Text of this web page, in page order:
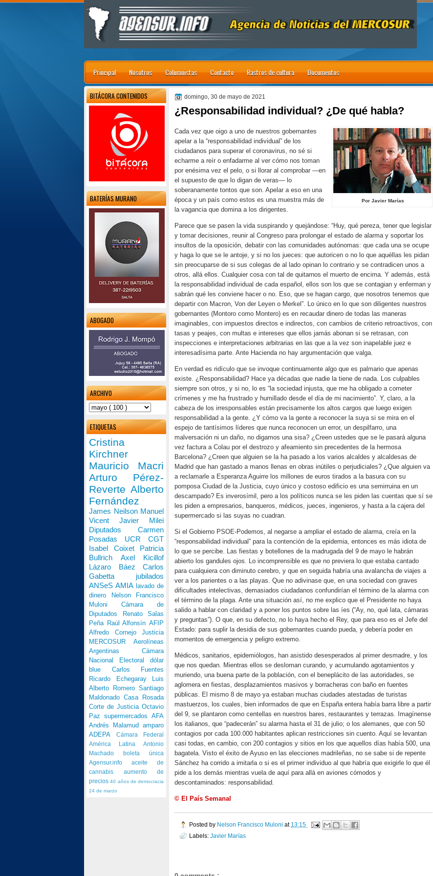
Principal Nosotros Columnistas Contacto Rastros de cultura Documentos
domingo, 30 de mayo de 2021
¿Responsabilidad individual? ¿De qué habla?
Por Javier Marías
Cada vez que oigo a uno de nuestros gobernantes
apelar a la “responsabilidad individual” de los
ciudadanos para superar el coronavirus, no sé si
echarme a reír o enfadarme al ver cómo nos toman
por enésima vez el pelo, o si llorar al comprobar —en
el supuesto de que lo digan de veras— lo
soberanamente tontos que son. Apelar a eso en una
época y un país como estos es una muestra más de
la vagancia que domina a los dirigentes.
Parece que se pasen la vida suspirando y quejándose: “Huy, qué pereza, tener que legislar
y tomar decisiones, reunir al Congreso para prolongar el estado de alarma y soportar los
insultos de la oposición, debatir con las comunidades autónomas: que cada una se ocupe
y haga lo que se le antoje, y si no los jueces: que autoricen o no lo que aquéllas les pidan
sin preocuparse de si sus colegas de al lado opinan lo contrario y se contradicen unos a
otros, allá ellos. Cualquier cosa con tal de quitarnos el muerto de encima. Y además, está
la responsabilidad individual de cada español, ellos son los que se contagian y enferman y
sabrán qué les conviene hacer o no. Eso, que se hagan cargo, que nosotros tenemos que
departir con Macron, Von der Leyen o Merkel”. Lo único en lo que son diligentes nuestros
gobernantes (Montoro como Montero) es en recaudar dinero de todas las maneras
imaginables, con impuestos directos e indirectos, con cambios de criterio retroactivos, con
tasas y peajes, con multas e intereses que ellos jamás abonan si se retrasan, con
inspecciones e interpretaciones arbitrarias en las que a la vez son inapelable juez e
interesadísima parte. Ante Hacienda no hay argumentación que valga.
En verdad es ridículo que se invoque continuamente algo que es palmario que apenas
existe. ¿Responsabilidad? Hace ya décadas que nadie la tiene de nada. Los culpables
siempre son otros, y si no, lo es “la sociedad injusta, que me ha obligado a cometer
crímenes y me ha frustrado y humillado desde el día de mi nacimiento”. Y, claro, a la
cabeza de los irresponsables están precisamente los altos cargos que luego exigen
responsabilidad a la gente. ¿Y cómo va la gente a reconocer la suya si se mira en el
espejo de tantísimos líderes que nunca reconocen un error, un despilfarro, una
malversación ni un daño, no digamos una sisa? ¿Creen ustedes que se le pasará alguna
vez factura a Colau por el destrozo y afeamiento sin precedentes de la hermosa
Barcelona? ¿Creen que alguien se la ha pasado a los varios alcaldes y alcaldesas de
Madrid que han gastado a manos llenas en obras inútiles o perjudiciales? ¿Que alguien va
a reclamarle a Esperanza Aguirre los millones de euros tirados a la basura con su
pomposa Ciudad de la Justicia, cuyo único y costoso edificio es una semirruina en un
descampado? Es inverosímil, pero a los políticos nunca se les piden las cuentas que sí se
les piden a empresarios, banqueros, médicos, jueces, ingenieros, y hasta a la cajera del
supermercado si las suyas no cuadran.
Si el Gobierno PSOE-Podemos, al negarse a ampliar el estado de alarma, creía en la
“responsabilidad individual” para la contención de la epidemia, entonces es más idiota de
lo que se percibe. Las fiestas y botellones de la madrugada del 9 de mayo le habrán
abierto los gandules ojos. Lo incomprensible es que no previera lo que estaba cantado
para cualquiera con diminuto cerebro, y que en seguida habría una avalancha de viajes a
ver a los parientes o a las playas. Que no adivinase que, en una sociedad con graves
dificultades intelectivas, demasiados ciudadanos confundirían el término de la alarma con
el término de la plaga. Ante una situación así, no me explico que el Presidente no haya
salido a hablar con claridad y a poner los puntos sobre las íes (“Ay, no, qué lata, cámaras
y preguntas”). O que, en su defecto, no lo haya hecho el Rey, que para eso es el Jefe del
Estado: para suplir la desidia de sus gobernantes cuando pueda, y debería poder en
momentos de emergencia y peligro extremo.
Médicos, sanitarios, epidemiólogos, han asistido desesperados al primer desmadre, y los
que nos quedan. Mientras ellos se desloman curando, y acumulando agotamientos y
muriendo, una buena parte de la población, con el beneplácito de las autoridades, se
aglomera en fiestas, desplazamientos masivos y borracheras con baño en fuentes
públicas. El mismo 8 de mayo ya estaban muchas ciudades atestadas de turistas
mastuerzos, los cuales, bien informados de que en España entera había barra libre a partir
del 9, se plantaron como centellas en nuestros bares, restaurantes y terrazas. Imagínense
los italianos, que “padecerán” su alarma hasta el 31 de julio; o los alemanes, que con 50
contagios por cada 100.000 habitantes aplican restricciones sin cuento. Aquí se levantan
casi todas, en cambio, con 200 contagios y sitios en los que aquellos días había 500, una
bagatela. Visto el éxito de Ayuso en las elecciones madrileñas, no se sabe si de repente
Sánchez ha corrido a imitarla o si es el primer individuo al que habría que exigirle lo que él
pide a los demás mientras vuela de aquí para allá en aviones cómodos y
descontaminados: responsabilidad.
© El País Semanal
Posted by Nelson Francisco Muloni at 13:15
Labels: Javier Marías
BITÁCORA CONTENIDOS
BATERÍAS MURANO
ABOGADO
ARCHIVO
ETIQUETAS
Cristina
Kirchner
Mauricio Macri
Arturo Pérez-
Reverte Alberto
Fernández
James Neilson Manuel
Vicent Javier Milei
Diputados Carmen
Posadas UCR CGT
Isabel Coixet Patricia
Bullrich Axel Kicillof
Lázaro Báez Carlos
Gabetta jubilados
ANSeSAMIA lavado de
dinero
Nelson Francisco
Muloni Cámara de
Diputados
Renato Salas
Peña Raúl AlfonsínAFIP
Alfredo Cornejo Justicia
MERCOSUR Aerolíneas
Argentinas Cámara
Nacional Electoral dólar
blue Carlos Fuentes
Ricardo Echegaray
Luis
Alberto Romero Santiago
Maldonado Casa Rosada
Corte de Justicia Octavio
Paz supermercados AFA
Andrés Malamud amparo
ADEPA
Cámara Federal
América Latina Antonio
Machado boleta única
Agensur.info aceite de
cannabis aumento de
precios40 años de democracia
24 de marzo